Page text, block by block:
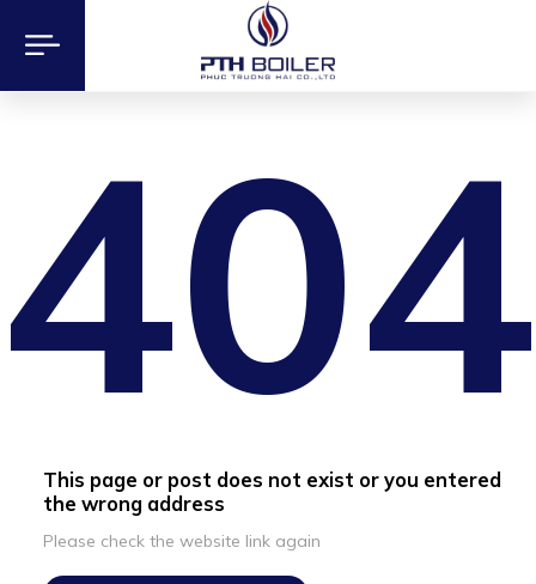
404
This page or post does not exist or you entered
the wrong address
Please check the website link again